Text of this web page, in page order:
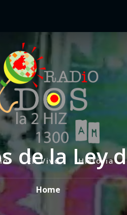
En Vivo Historia
de la Ley
Home